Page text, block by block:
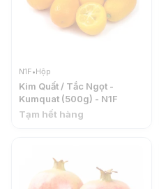
N1F•Hộp
Kim Quất / Tắc Ngọt -
Kumquat (500g) - N1F
Tạm hết hàng